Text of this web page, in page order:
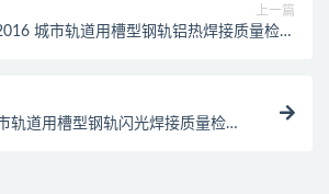
上一篇
城市轨道用槽型钢轨铝热焊接质量检验
轨道用槽型钢轨闪光焊接质量检验